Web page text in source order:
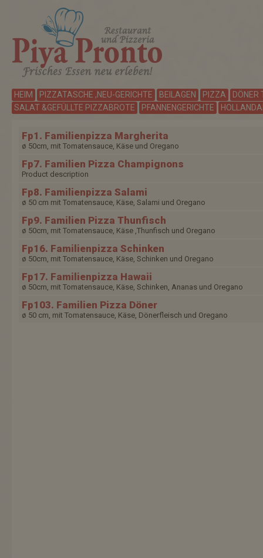
HEIM PIZZATASCHE ,NEU-GERICHTE BEILAGEN PIZZA
DÖNER
SALAT &GEFÜLLTE PIZZABROTE
PFANNENGERICHTE
Fp1. Familienpizza Margherita
ø 50cm, mit Tomatensauce, Käse und Oregano
Fp7. Familien Pizza Champignons
Product description
Fp8. Familienpizza Salami
ø 50 cm mit Tomatensauce, Käse, Salami und Oregano
Fp9. Familien Pizza Thunfisch
ø 50cm, mit Tomatensauce, Käse ,Thunfisch und Oregano
Fp16. Familienpizza Schinken
ø 50cm, mit Tomatensauce, Käse, Schinken und Oregano
Fp17. Familienpizza Hawaii
ø 50cm, mit Tomatensauce, Käse, Schinken, Ananas und Oregano
Fp103. Familien Pizza Döner
ø 50 cm, mit Tomatensauce, Käse, Dönerfleisch und Oregano